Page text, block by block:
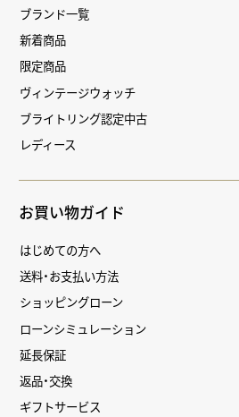
ブランド一覧
新着商品
限定商品
ヴィンテージウォッチ
ブライトリング認定中古
レディース
お買い物ガイド
はじめての方へ
送料・お支払い方法
ショッピングローン
ローンシミュレーション
延長保証
返品・交換
ギフトサービス